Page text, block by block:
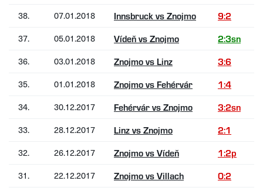
38.
07.01.2018 Innsbruck vs Znojmo 9:2
37.
05.01.2018 Vídeň vs Znojmo 2:3sn
36.
03.01.2018 Znojmo vs Linz 3:6
35.
01.01.2018 Znojmo vs Fehérvár 1:4
34.
30.12.2017 Fehérvár vs Znojmo 3:2sn
33.
28.12.2017 Linz vs Znojmo 2:1
32.
26.12.2017 Znojmo vs Vídeň 1:2p
31.
22.12.2017 Znojmo vs Villach 0:2